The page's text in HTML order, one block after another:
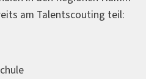
am Talentscouting teil: